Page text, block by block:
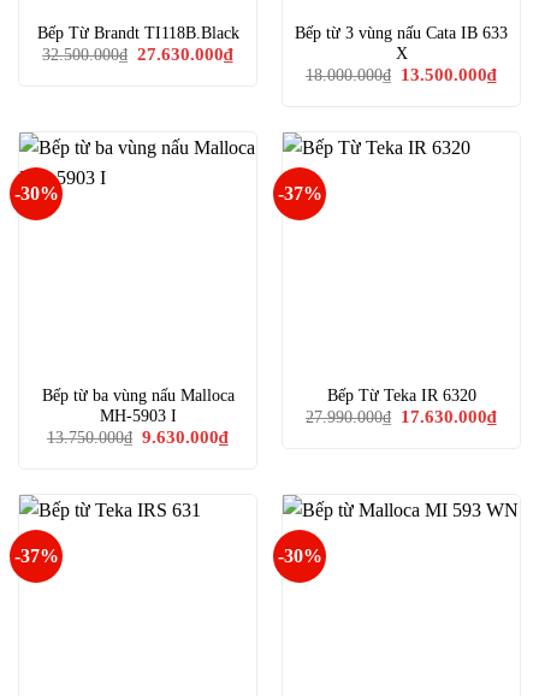
Bếp Từ Brandt TI118B.Black
32.500.000₫
Giá
27.630.000₫Giá
hiện
Bếp từ 3 vùng nấu Cata IB 633
X
18.000.000₫
Giá
13.500.000₫Giá
hiện
-30%
Bếp từ ba vùng nấu Malloca
MH-5903 I
13.750.000₫ Giá
9.630.000₫Giá
hiện
9.630.000₫.
-37%
Bếp Từ Teka IR 6320
27.990.000₫
Giá
17.630.000₫Giá
hiện
-37% -30%